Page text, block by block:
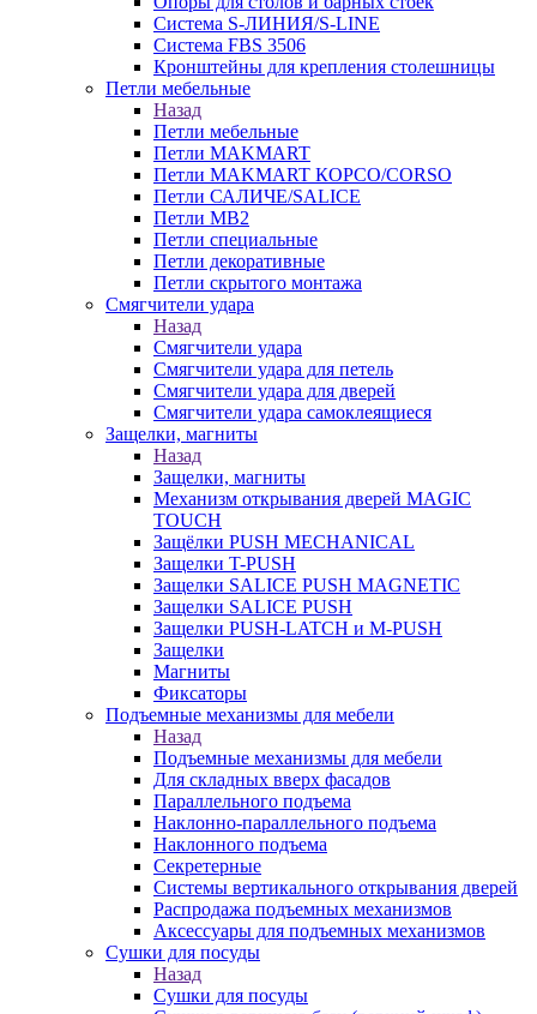
Система S-ЛИНИЯ/S-LINE
Система FBS 3506
Кронштейны для крепления столешницы
Петли мебельные
Назад
Петли мебельные
Петли MAKMART
Петли MAKMART КОРСО/CORSO
Петли САЛИЧЕ/SALICE
Петли MB2
Петли специальные
Петли декоративные
Петли скрытого монтажа
Смягчители удара
Назад
Смягчители удара
Смягчители удара для петель
Смягчители удара для дверей
Cмягчители удара самоклеящиеся
Защелки, магниты
Назад
Защелки, магниты
Механизм открывания дверей MAGIC
TOUCH
Защёлки PUSH MECHANICAL
Защелки T-PUSH
Защелки SALICE PUSH MAGNETIC
Защелки SALICE PUSH
Защелки PUSH-LATCH и M-PUSH
Защелки
Магниты
Фиксаторы
Подъемные механизмы для мебели
Назад
Подъемные механизмы для мебели
Для складных вверх фасадов
Параллельного подъема
Наклонно-параллельного подъема
Наклонного подъема
Секретерные
Системы вертикального открывания дверей
Распродажа подъемных механизмов
Аксессуары для подъемных механизмов
Сушки для посуды
Назад
Сушки для посуды